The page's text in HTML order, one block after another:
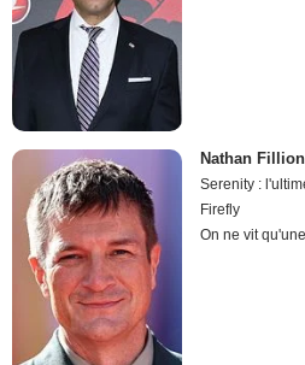
Nathan Fillion
Serenity :
Firefly
On ne vit